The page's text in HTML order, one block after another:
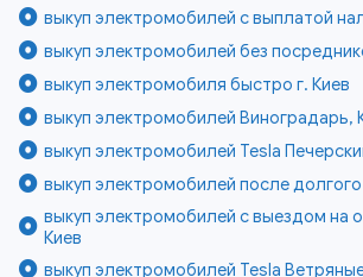
выкуп электромобилей с выплатой
выкуп электромобилей без
выкуп электромобиля быстро г. Киев
выкуп электромобилей Виноградарь,
выкуп электромобилей Tesla
выкуп электромобилей после долгого
выкуп электромобилей с выездом на
Киев
выкуп электромобилей Tesla